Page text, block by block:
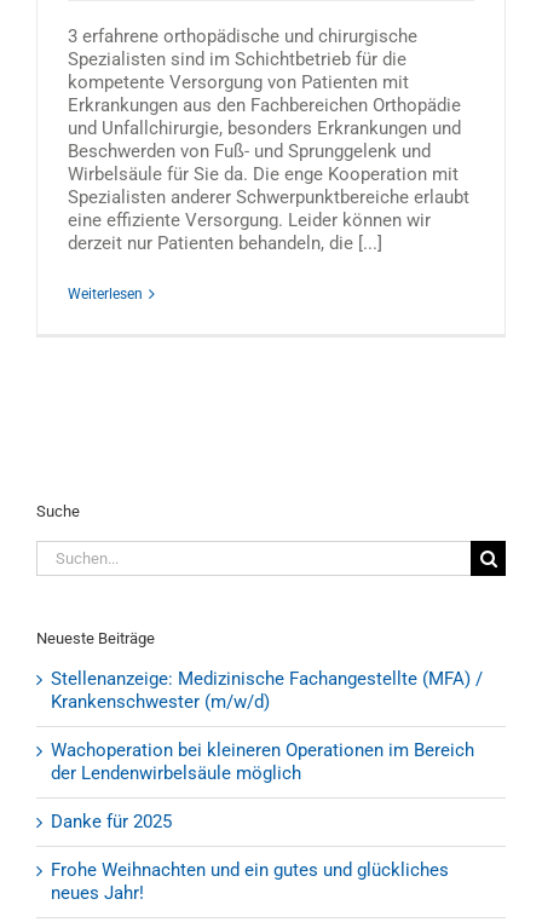
3 erfahrene orthopädische und chirurgische
Spezialisten sind im Schichtbetrieb für die
kompetente Versorgung von Patienten mit
Erkrankungen aus den Fachbereichen Orthopädie
und Unfallchirurgie, besonders Erkrankungen und
Beschwerden von Fuß- und Sprunggelenk und
Wirbelsäule für Sie da. Die enge Kooperation mit
Spezialisten anderer Schwerpunktbereiche erlaubt
eine effiziente Versorgung. Leider können wir
derzeit nur Patienten behandeln, die [...]
Weiterlesen
Suche
Suche
nach:
Neueste Beiträge
Stellenanzeige: Medizinische Fachangestellte (MFA) /
Krankenschwester (m/w/d)
Wachoperation bei kleineren Operationen im Bereich
der Lendenwirbelsäule möglich
Danke für 2025
Frohe Weihnachten und ein gutes und glückliches
neues Jahr!